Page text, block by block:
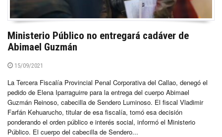
Ministerio Público no entregará cadáver de
Abimael Guzmán
15/09/2021
La Tercera Fiscalía Provincial Penal Corporativa del Callao, denegó el
pedido de Elena Iparraguirre para la entrega del cuerpo Abimael
Guzmán Reinoso, cabecilla de Sendero Luminoso. El fiscal Vladimir
Farfán Kehuarucho, titular de esa fiscalía, tomó esa decisión
ponderando el orden público e interés social, informó el Ministerio
Público. El cuerpo del cabecilla de Sendero...